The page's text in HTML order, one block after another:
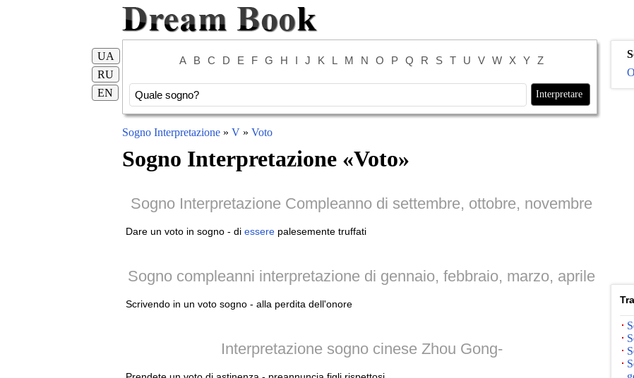
A B C D E F G H I J K L M N O P Q R S T U V W X Y Z
UA
RU
EN
Sogno Interpretazione » V» Voto
Sogno Interpretazione «Voto»
Sogno Interpretazione Compleanno di settembre, ottobre, novembre
Dare un voto in sogno - di esserepalesemente truffati
Sogno compleanni interpretazione di gennaio, febbraio, marzo, aprile
Scrivendo in un voto sogno - alla perdita dell'onore
Interpretazione sogno cinese Zhou Gong-